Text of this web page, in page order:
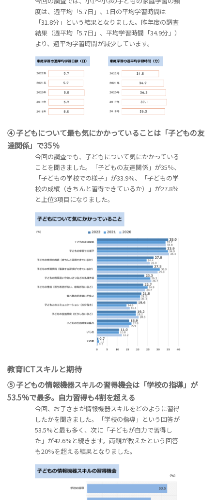
度は、週平均「5.7日」、1日の平均学習時間は
「31.8分」という結果となりました。昨年度の調査
結果（週平均「5.7日」、平均学習時間「34.9分」）
より、週平均学習時間が減少しています。
④ 子どもについて最も気にかかっていることは「子どもの友
達関係」で35％
今回の調査でも、子どもについて気にかかっている
ことを聞きました。「子どもの友達関係」が35％、
「子どもの学校での様子」が33.9％、「子どもの学
校の成績（きちんと習得できているか）」が27.8％
と上位3項目になりました。
教育ICTスキルと期待
⑤ 子どもの情報機器スキルの習得機会は「学校の指導」が
53.5%で最多。自力習得も4割を超える
今回、お子さまが情報機器スキルをどのように習得
したかを聞きました。「学校の指導」という回答が
53.5%と最も多く、次に「子どもが自力で習得し
た」が42.6%と続きます。両親が教えたという回答
も20%を超える結果となりました。